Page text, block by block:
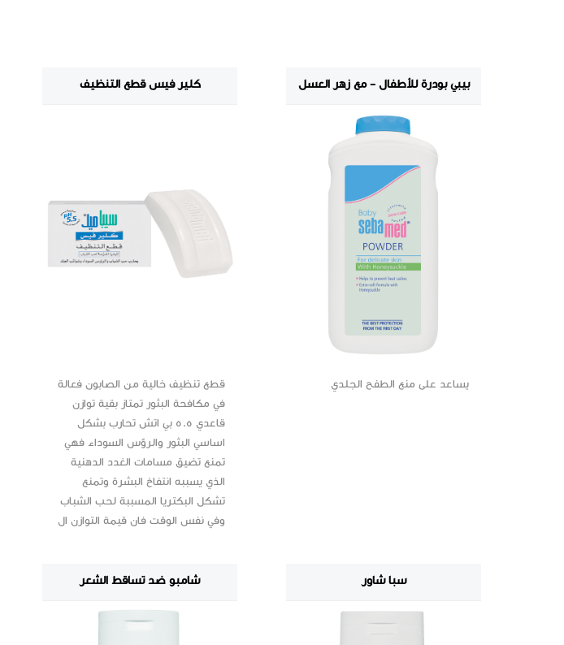
بيبي بودرة للأطفال - مع زهر العسل
يساعد على منع الطفح الجلدي
كلير فيس قطع التنظيف
قطع تنظيف خالية من الصابون فعالة
في مكافحة البثور تمتاز بقية توازن
قاعدي 5.5 بي اتش تحارب بشكل
اساسي البثور والرؤس السوداء فهي
تمنع تضيق مسامات الغدد الدهنية
الذي يسببه انتفاخ البشرة وتمنع
تشكل البكتريا المسببة لحب الشباب
وفي نفس الوقت فان قيمة التوازن ال
سبا شاور شامبو ضد تساقط الشعر